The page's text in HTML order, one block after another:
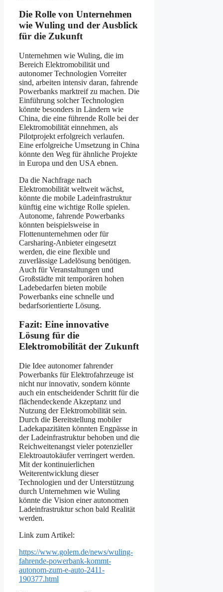
Die Rolle von Unternehmen
wie Wuling und der Ausblick
für die Zukunft
Unternehmen wie Wuling, die im
Bereich Elektromobilität und
autonomer Technologien Vorreiter
sind, arbeiten intensiv daran, fahrende
Powerbanks marktreif zu machen. Die
Einführung solcher Technologien
könnte besonders in Ländern wie
China, die eine führende Rolle bei der
Elektromobilität einnehmen, als
Pilotprojekt erfolgreich verlaufen.
Eine erfolgreiche Umsetzung in China
könnte den Weg für ähnliche Projekte
in Europa und den USA ebnen.
Da die Nachfrage nach
Elektromobilität weltweit wächst,
könnte die mobile Ladeinfrastruktur
künftig eine wichtige Rolle spielen.
Autonome, fahrende Powerbanks
könnten beispielsweise in
Flottenunternehmen oder für
Carsharing-Anbieter eingesetzt
werden, die eine flexible und
zuverlässige Ladelösung benötigen.
Auch für Veranstaltungen und
Großstädte mit temporären hohen
Ladebedarfen bieten mobile
Powerbanks eine schnelle und
bedarfsorientierte Lösung.
Fazit: Eine innovative
Lösung für die
Elektromobilität der Zukunft
Die Idee autonomer fahrender
Powerbanks für Elektrofahrzeuge ist
nicht nur innovativ, sondern könnte
auch ein entscheidender Schritt für die
flächendeckende Akzeptanz und
Nutzung der Elektromobilität sein.
Durch die Bereitstellung mobiler
Ladekapazitäten könnten Engpässe in
der Ladeinfrastruktur behoben und die
Reichweitenangst vieler potenzieller
Elektroautokäufer verringert werden.
Mit der kontinuierlichen
Weiterentwicklung dieser
Technologien und der Unterstützung
durch Unternehmen wie Wuling
könnte die Vision einer autonomen
Ladeinfrastruktur schon bald Realität
werden.
Link zum Artikel:
https://www.golem.de/news/wuling-
fahrende-powerbank-kommt-
autonom-zum-e-auto-2411-
190377.html